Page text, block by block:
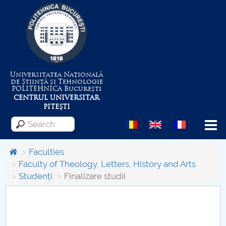
Universitatea Națională
de Știință și Tehnologie
POLITEHNICABucurești
CENTRUL UNIVERSITAR
PITEȘTI
Menu
About the University
Faculties
Faculty of Theology, Letters, History and Arts
Studenți
Finalizare studii